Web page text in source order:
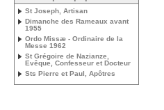
St Joseph, Artisan
Dimanche des Rameaux avant
1955
Ordo Missæ - Ordinaire de la
Messe 1962
St Grégoire de Nazianze,
Evêque, Confesseur et Docteur
Sts Pierre et Paul, Apôtres